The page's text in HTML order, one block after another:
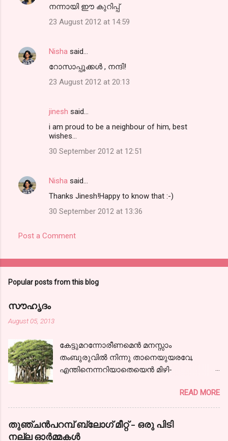
നന്നായി ഈ കുറിപ്പ്
23 August 2012 at 14:59
Nisha said…
റോസാപ്പൂക്കള്‍ , നന്ദി!
23 August 2012 at 20:13
jinesh said…
i am proud to be a neighbour of him, best
wishes...
30 September 2012 at 12:51
Nisha said…
Thanks Jinesh!Happy to know that :-)
30 September 2012 at 13:36
Post a Comment
Popular posts from this blog
സൗഹൃദം
August 05, 2013
കേട്ടുമറന്നോരീണമെന്‍ മനസ്സാം
തംബുരുവില്‍ നിന്നു താനെയുയരവേ,
എന്തിനെന്നറിയാതെയെന്‍ മിഴി-
ഞാനേറെ ദൂരം പോയ്‌ കാണാകാഴ്ചകള്‍
തന്‍ മാധുര്യവുമായ്; ഒടുവിലൊരു
പന്ഥാവിന്‍ മുന്നിലെത്തിയന്തിച്ചു- നില്‍ക്കേ
കേട്ടു,ഞാനായീണം വീണ്ടും.
READ MORE
തുഞ്ചന്‍പറമ്പ് ബ്ലോഗ്‌ മീറ്റ്‌ - ഒരു പിടി
നല്ല ഓര്‍മ്മകള്‍